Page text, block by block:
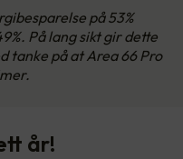
på 53%
På lang sikt gir dette
tanke på at Area 66 Pro
år!